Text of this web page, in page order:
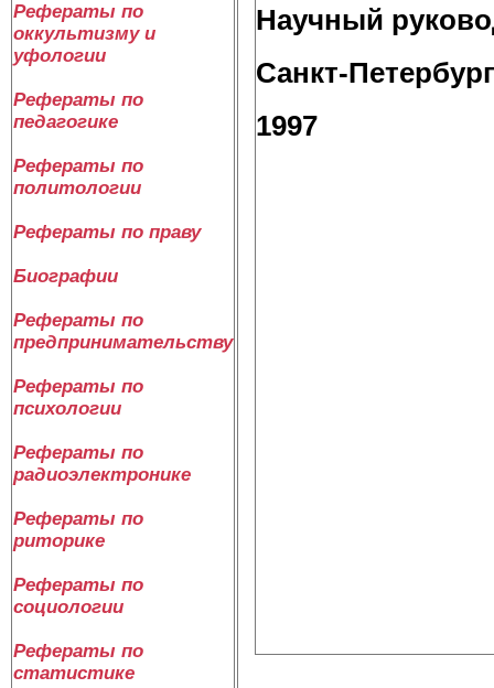
Рефераты по
оккультизму и
уфологии
Рефераты по
педагогике
Рефераты по
политологии
Рефераты по праву
Биографии
Рефераты по
предпринимательству
Рефераты по
психологии
Рефераты по
радиоэлектронике
Рефераты по
риторике
Рефераты по
социологии
Рефераты по
статистике
Научный
Санкт-Петербург
1997